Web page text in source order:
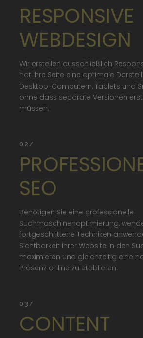
RESPONSIVE
WEBDESIGN
Wir erstellen ausschließlich
hat ihre Seite eine optimale
Desktop-Computern, Tablets und
ohne dass separate Versionen
müssen.
02/
SEO
Benötigen Sie eine professionelle
Suchmaschinenoptimierung,
fortgeschrittene Techniken
Sichtbarkeit ihrer Website in den
maximieren und gleichzeitig eine
Präsenz online zu etablieren.
03/
CONTENT